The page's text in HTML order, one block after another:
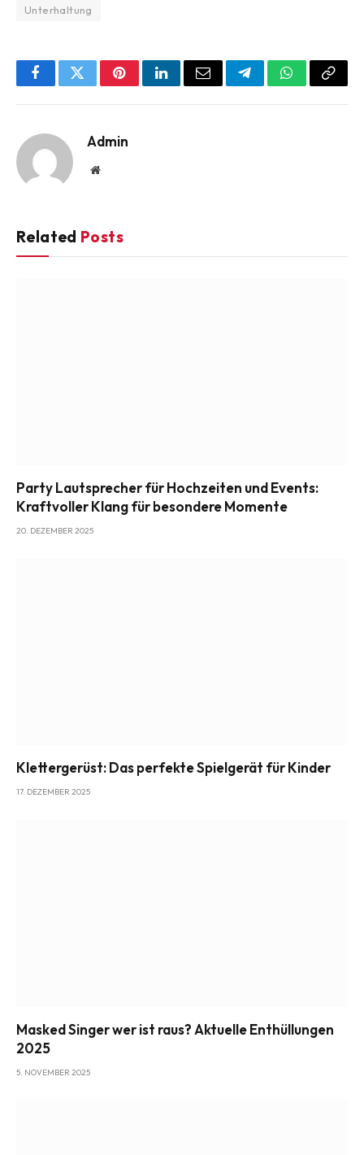
Unterhaltung
FacebookTwitterPinterestLinkedInEmail TelegramWhatsApp
Copy
Admin
Website
Related Posts
Party Lautsprecher für Hochzeiten und Events:
Kraftvoller Klang für besondere Momente
20. DEZEMBER 2025
Klettergerüst: Das perfekte Spielgerät für Kinder
17. DEZEMBER 2025
Masked Singer wer ist raus? Aktuelle Enthüllungen
2025
5. NOVEMBER 2025